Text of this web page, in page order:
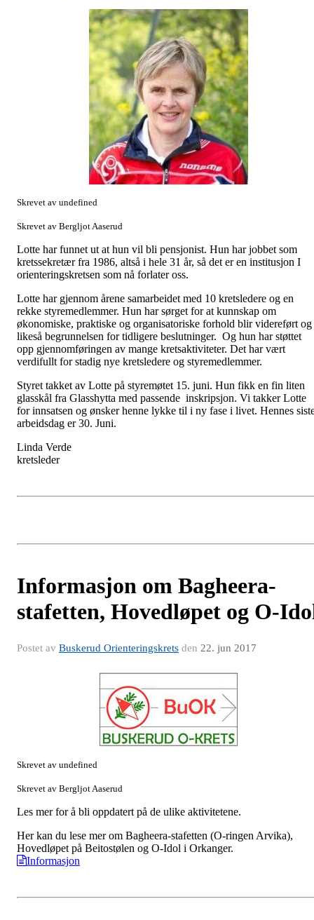
Skrevet av undefined
Skrevet av Bergljot Aaserud
Lotte har funnet ut at hun vil bli pensjonist. Hun har jobbet som
kretssekretær fra 1986, altså i hele 31 år, så det er en institusjon I
orienteringskretsen som nå forlater oss.
Lotte har gjennom årene samarbeidet med 10 kretsledere og en
rekke styremedlemmer. Hun har sørget for at kunnskap om
økonomiske, praktiske og organisatoriske forhold blir videreført og
likeså begrunnelsen for tidligere beslutninger. Og hun har støttet
opp gjennomføringen av mange kretsaktiviteter. Det har vært
verdifullt for stadig nye kretsledere og styremedlemmer.
Styret takket av Lotte på styremøtet 15. juni. Hun fikk en fin liten
glasskål fra Glasshytta med passende inskripsjon. Vi takker Lotte
for innsatsen og ønsker henne lykke til i ny fase i livet. Hennes
arbeidsdag er 30. Juni.
Linda Verde
kretsleder
Informasjon om Bagheera-
stafetten, Hovedløpet og O-
Postet av Buskerud Orienteringskrets den 22. jun 2017
Skrevet av undefined
Skrevet av Bergljot Aaserud
Les mer for å bli oppdatert på de ulike aktivitetene.
Her kan du lese mer om Bagheera-stafetten (O-ringen Arvika),
Hovedløpet på Beitostølen og O-Idol i Orkanger.
Informasjon